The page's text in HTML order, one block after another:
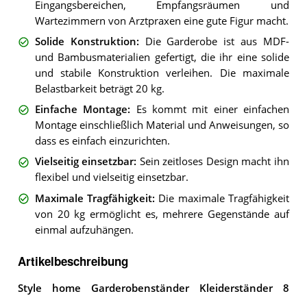
Eingangsbereichen, Empfangsräumen und
Wartezimmern von Arztpraxen eine gute Figur macht.
Solide Konstruktion: Die Garderobe ist aus MDF-
und Bambusmaterialien gefertigt, die ihr eine solide
und stabile Konstruktion verleihen. Die maximale
Belastbarkeit beträgt 20 kg.
Einfache Montage: Es kommt mit einer einfachen
Montage einschließlich Material und Anweisungen, so
dass es einfach einzurichten.
Vielseitig einsetzbar: Sein zeitloses Design macht ihn
flexibel und vielseitig einsetzbar.
Maximale Tragfähigkeit: Die maximale Tragfähigkeit
von 20 kg ermöglicht es, mehrere Gegenstände auf
einmal aufzuhängen.
Artikelbeschreibung
Style home Garderobenständer Kleiderständer 8